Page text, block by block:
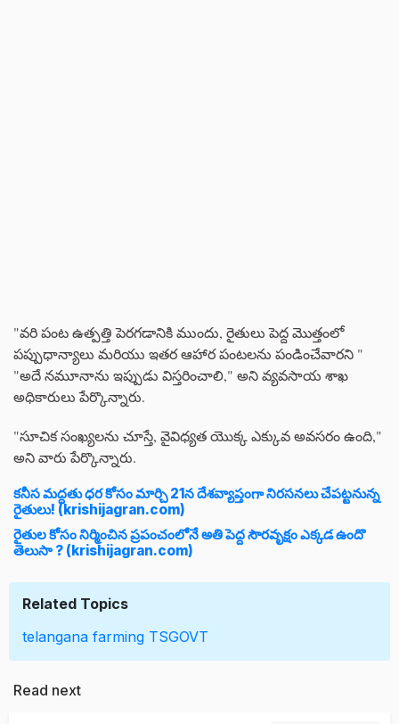
"వరి పంట ఉత్పత్తి పెరగడానికి ముందు, రైతులు పెద్ద మొత్తంలో
పప్పుధాన్యాలు మరియు ఇతర ఆహార పంటలను పండించేవారని "
"అదే నమూనాను ఇప్పుడు విస్తరించాలి," అని వ్యవసాయ శాఖ
అధికారులు పేర్కొన్నారు.
"సూచిక సంఖ్యలను చూస్తే, వైవిధ్యత యొక్క ఎక్కువ అవసరం ఉంది,"
అని వారు పేర్కొన్నారు.
కనీస మద్దతు ధర కోసం మార్చి 21న దేశవ్యాప్తంగా నిరసనలు చేపట్టనున్న
రైతులు! (krishijagran.com)
రైతుల కోసం నిర్మించిన ప్రపంచంలోనే అతి పెద్ద సౌరవృక్షం ఎక్కడ ఉందొ
తెలుసా ? (krishijagran.com)
Related Topics
telangana farming TSGOVT
Read next